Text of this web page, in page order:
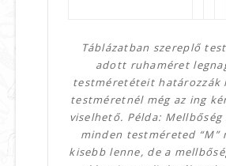
Táblázatban szereplő
adott ruhaméret
testméretéteit határozzák
testméretnél még az ing
viselhető. Példa:
minden testméreted “M”
kisebb lenne, de a